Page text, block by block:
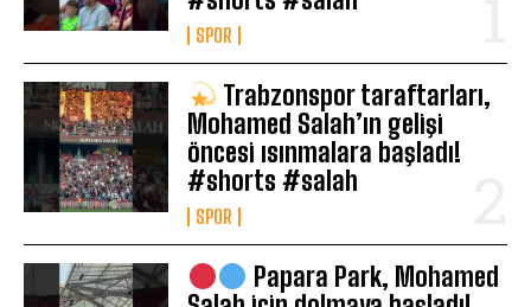
SPOR
Trabzonspor taraftarları,
Mohamed Salah’ın gelişi
öncesi ısınmalara başladı!
#shorts #salah
SPOR
Papara Park, Mohamed